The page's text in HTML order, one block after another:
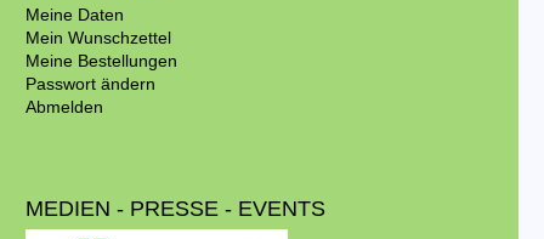
Meine Daten
Mein Wunschzettel
Meine Bestellungen
Passwort ändern
Abmelden
MEDIEN - PRESSE - EVENTS